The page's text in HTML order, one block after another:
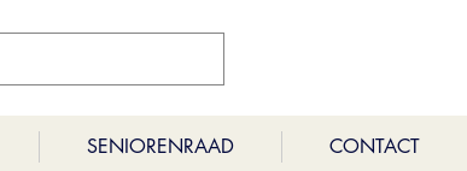
SENIORENRAAD CONTACT